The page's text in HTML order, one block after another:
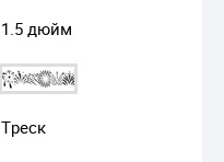
1.5 дюйм
Треск